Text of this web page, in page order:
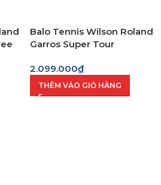
Balo Tennis Wilson Roland
Garros Super Tour
2.099.000₫
THÊM VÀO GIỎ HÀNG